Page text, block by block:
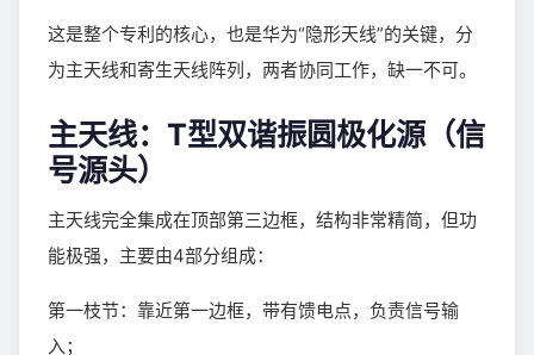
这是整个专利的核心，也是华为“隐形天线”的关键，分
为主天线和寄生天线阵列，两者协同工作，缺一不可。
主天线：T型双谐振圆极化源（信
号源头）
主天线完全集成在顶部第三边框，结构非常精简，但功
能极强，主要由4部分组成：
第一枝节：靠近第一边框，带有馈电点，负责信号输
入；